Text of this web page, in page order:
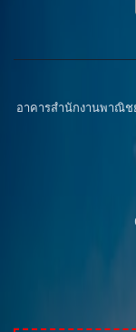
อาคารสำนักงานพาณิช